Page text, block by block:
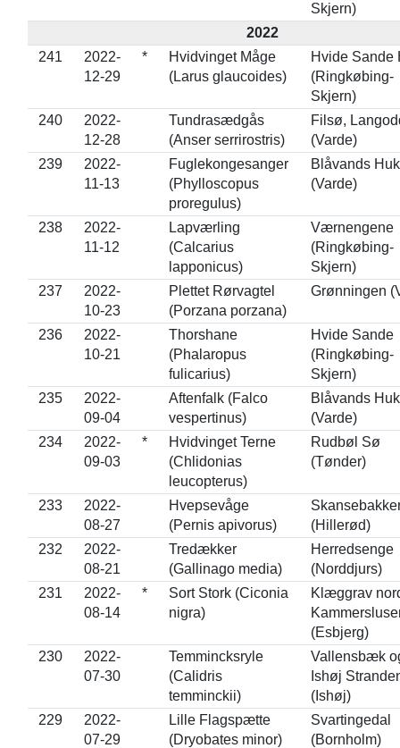
Skjern)
2022
241
2022-
12-29
*
Hvidvinget Måge
(Larus glaucoides)
Hvide Sande
(Ringkøbing-
Skjern)
240
2022-
12-28
Tundrasædgås
(Anser serrirostris)
Filsø,
(Varde)
239
2022-
11-13
Fuglekongesanger
(Phylloscopus
proregulus)
Blåvands Huk
(Varde)
238
2022-
11-12
Lapværling
(Calcarius
lapponicus)
Værnengene
(Ringkøbing-
Skjern)
237
2022-
10-23
Plettet Rørvagtel
(Porzana porzana)
Grønningen
236
2022-
10-21
Thorshane
(Phalaropus
fulicarius)
Hvide Sande
(Ringkøbing-
Skjern)
235
2022-
09-04
Aftenfalk (Falco
vespertinus)
Blåvands Huk
(Varde)
234
2022-
09-03
*
Hvidvinget Terne
(Chlidonias
leucopterus)
Rudbøl Sø
(Tønder)
233
2022-
08-27
Hvepsevåge
(Pernis apivorus)
(Hillerød)
232
2022-
08-21
Tredækker
(Gallinago media)
Herredsenge
(Norddjurs)
231
2022-
08-14
*
Sort Stork (Ciconia
nigra)
Klæggrav
(Esbjerg)
230
2022-
07-30
Temmincksryle
(Calidris
temminckii)
Vallensbæk
Ishøj
(Ishøj)
229
2022-
07-29
Lille Flagspætte
(Dryobates minor)
Svartingedal
(Bornholm)